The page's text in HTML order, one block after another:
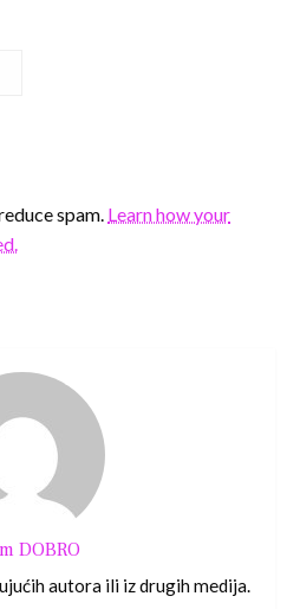
spam. Learn how your
DOBRO
autora ili iz drugih medija.